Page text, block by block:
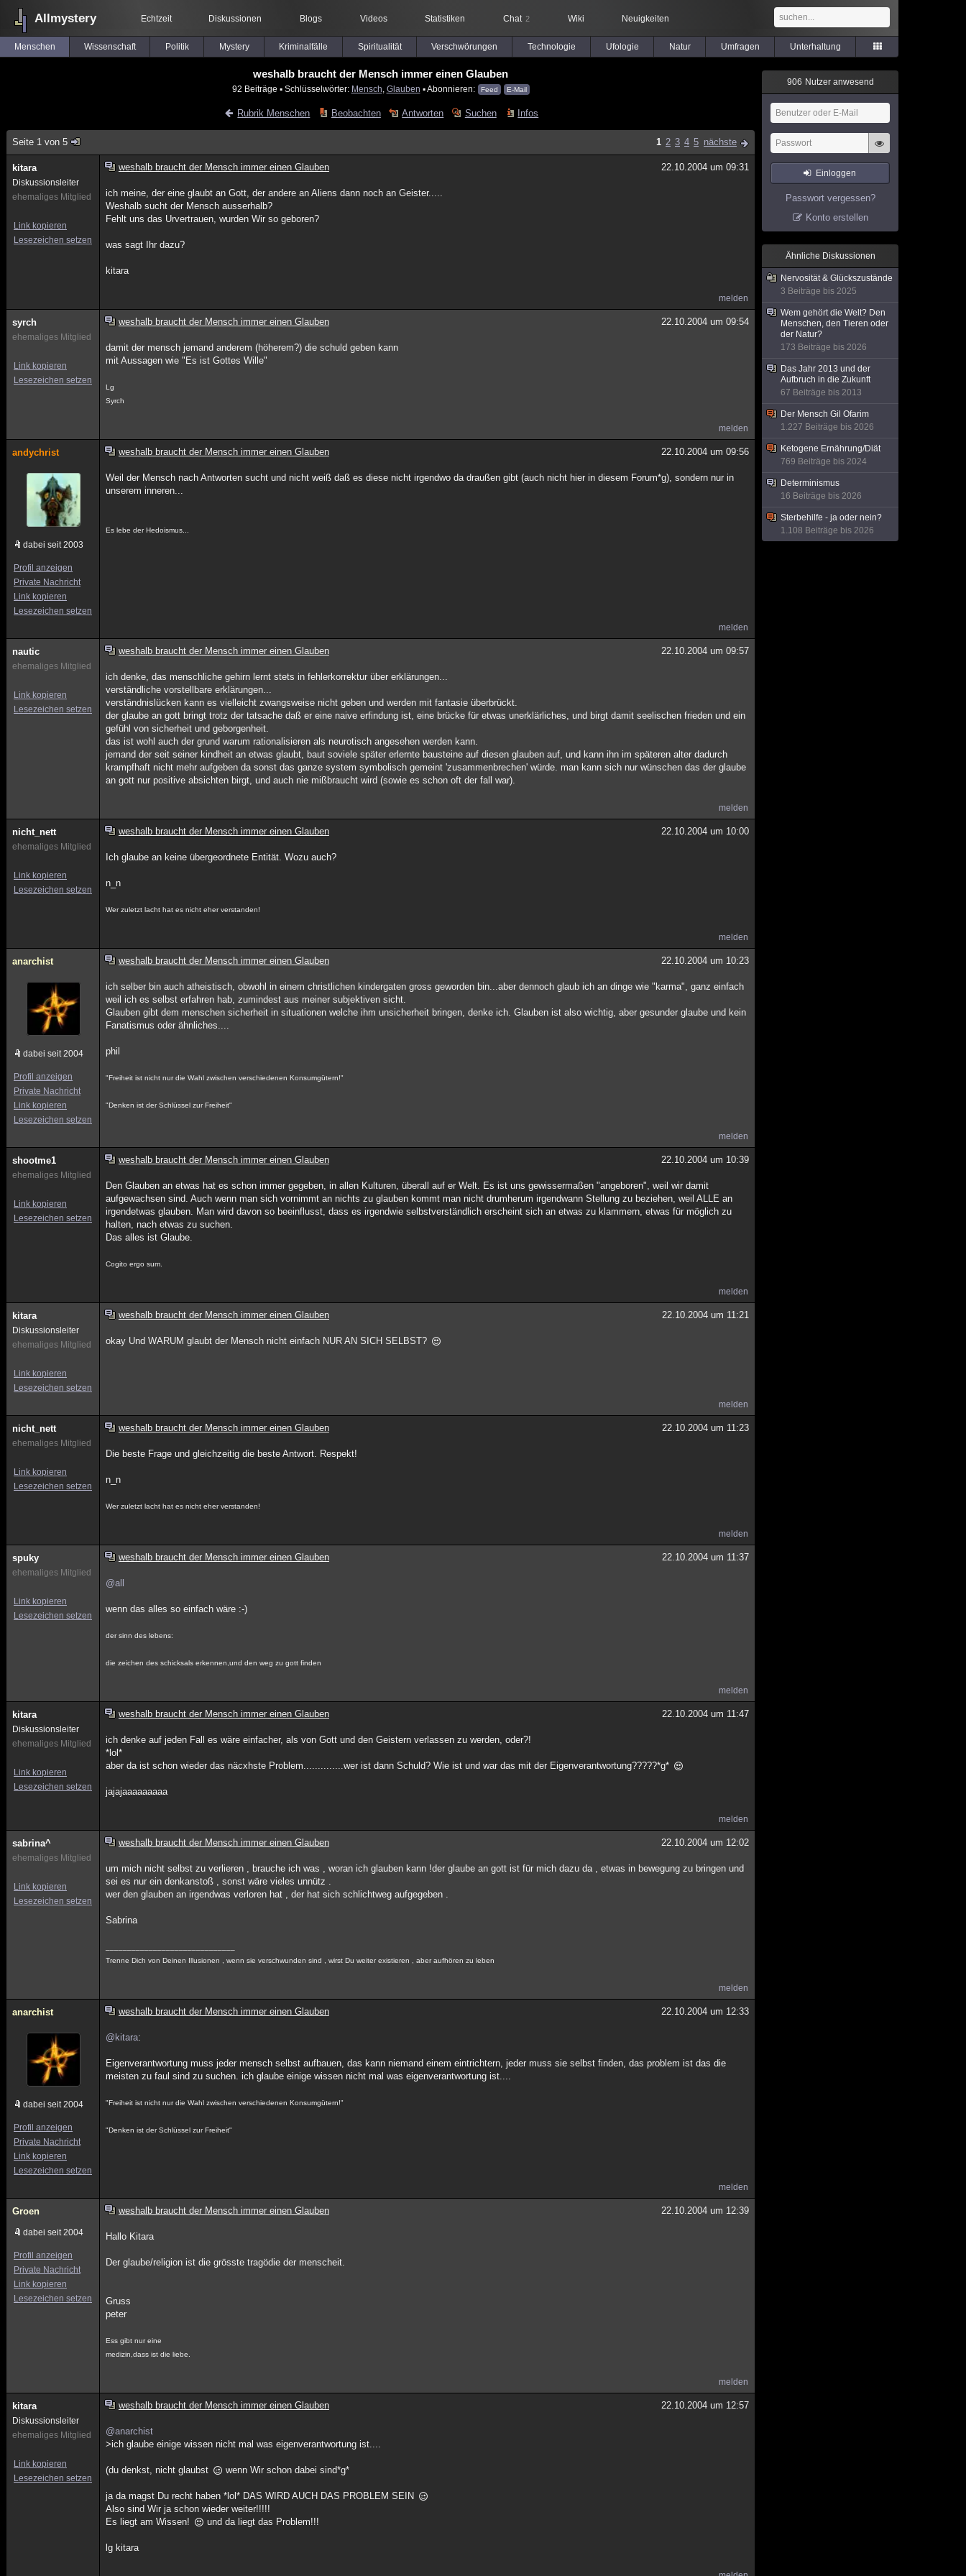
Allmystery Echtzeit Diskussionen Blogs Videos Statistiken Chat 2 Wiki Neuigkeiten
Menschen Wissenschaft Politik Mystery Kriminalfälle Spiritualität Verschwörungen Technologie Ufologie Natur Umfragen Unterhaltung
weshalb braucht der Mensch immer einen Glauben
92 Beiträge ▪ Schlüsselwörter: Mensch Glauben ▪ Abonnieren: Feed E-Mail
Rubrik Menschen Beobachten Antworten Suchen Infos
Seite 1 von 5 1 2 3 4 5 nächste
kitara
Diskussionsleiter
ehemaliges Mitglied
Link kopieren
Lesezeichen setzen
weshalb braucht der Mensch immer einen Glauben 22.10.2004 um 09:31
ich meine, der eine glaubt an Gott, der andere an Aliens dann noch an Geister.....
Weshalb sucht der Mensch ausserhalb?
Fehlt uns das Urvertrauen, wurden Wir so geboren?
was sagt Ihr dazu?
kitara
melden
syrch
ehemaliges Mitglied
Link kopieren
Lesezeichen setzen
weshalb braucht der Mensch immer einen Glauben 22.10.2004 um 09:54
damit der mensch jemand anderem (höherem?) die schuld geben kann
mit Aussagen wie "Es ist Gottes Wille"
Lg
Syrch
melden
andychrist
dabei seit 2003
Profil anzeigen
Private Nachricht
Link kopieren
Lesezeichen setzen
weshalb braucht der Mensch immer einen Glauben 22.10.2004 um 09:56
Weil der Mensch nach Antworten sucht und nicht weiß daß es diese nicht irgendwo da draußen gibt (auch nicht hier in diesem Forum*g), sondern nur in
unserem inneren...
Es lebe der Hedoismus...
melden
nautic
ehemaliges Mitglied
Link kopieren
Lesezeichen setzen
weshalb braucht der Mensch immer einen Glauben 22.10.2004 um 09:57
ich denke, das menschliche gehirn lernt stets in fehlerkorrektur über erklärungen...
verständliche vorstellbare erklärungen...
verständnislücken kann es vielleicht zwangsweise nicht geben und werden mit fantasie überbrückt.
der glaube an gott bringt trotz der tatsache daß er eine naive erfindung ist, eine brücke für etwas unerklärliches, und birgt damit seelischen frieden und ein
gefühl von sicherheit und geborgenheit.
das ist wohl auch der grund warum rationalisieren als neurotisch angesehen werden kann.
jemand der seit seiner kindheit an etwas glaubt, baut soviele später erlernte bausteine auf diesen glauben auf, und kann ihn im späteren alter dadurch
krampfhaft nicht mehr aufgeben da sonst das ganze system symbolisch gemeint 'zusammenbrechen' würde. man kann sich nur wünschen das der glaube
an gott nur positive absichten birgt, und auch nie mißbraucht wird (sowie es schon oft der fall war).
melden
nicht_nett
ehemaliges Mitglied
Link kopieren
Lesezeichen setzen
weshalb braucht der Mensch immer einen Glauben 22.10.2004 um 10:00
Ich glaube an keine übergeordnete Entität. Wozu auch?
n_n
Wer zuletzt lacht hat es nicht eher verstanden!
melden
anarchist
dabei seit 2004
Profil anzeigen
Private Nachricht
Link kopieren
Lesezeichen setzen
weshalb braucht der Mensch immer einen Glauben 22.10.2004 um 10:23
ich selber bin auch atheistisch, obwohl in einem christlichen kindergaten gross geworden bin...aber dennoch glaub ich an dinge wie "karma", ganz einfach
weil ich es selbst erfahren hab, zumindest aus meiner subjektiven sicht.
Glauben gibt dem menschen sicherheit in situationen welche ihm unsicherheit bringen, denke ich. Glauben ist also wichtig, aber gesunder glaube und kein
Fanatismus oder ähnliches....
phil
"Freiheit ist nicht nur die Wahl zwischen verschiedenen Konsumgütern!"
"Denken ist der Schlüssel zur Freiheit"
melden
shootme1
ehemaliges Mitglied
Link kopieren
Lesezeichen setzen
weshalb braucht der Mensch immer einen Glauben 22.10.2004 um 10:39
Den Glauben an etwas hat es schon immer gegeben, in allen Kulturen, überall auf er Welt. Es ist uns gewissermaßen "angeboren", weil wir damit
aufgewachsen sind. Auch wenn man sich vornimmt an nichts zu glauben kommt man nicht drumherum irgendwann Stellung zu beziehen, weil ALLE an
irgendetwas glauben. Man wird davon so beeinflusst, dass es irgendwie selbstverständlich erscheint sich an etwas zu klammern, etwas für möglich zu
halten, nach etwas zu suchen.
Das alles ist Glaube.
Cogito ergo sum.
melden
kitara
Diskussionsleiter
ehemaliges Mitglied
Link kopieren
Lesezeichen setzen
weshalb braucht der Mensch immer einen Glauben 22.10.2004 um 11:21
okay Und WARUM glaubt der Mensch nicht einfach NUR AN SICH SELBST?
melden
nicht_nett
ehemaliges Mitglied
Link kopieren
Lesezeichen setzen
weshalb braucht der Mensch immer einen Glauben 22.10.2004 um 11:23
Die beste Frage und gleichzeitig die beste Antwort. Respekt!
n_n
Wer zuletzt lacht hat es nicht eher verstanden!
melden
spuky
ehemaliges Mitglied
Link kopieren
Lesezeichen setzen
weshalb braucht der Mensch immer einen Glauben 22.10.2004 um 11:37
@all
wenn das alles so einfach wäre :-)
der sinn des lebens:
die zeichen des schicksals erkennen,und den weg zu gott finden
melden
kitara
Diskussionsleiter
ehemaliges Mitglied
Link kopieren
Lesezeichen setzen
weshalb braucht der Mensch immer einen Glauben 22.10.2004 um 11:47
ich denke auf jeden Fall es wäre einfacher, als von Gott und den Geistern verlassen zu werden, oder?!
*lol*
aber da ist schon wieder das näcxhste Problem..............wer ist dann Schuld? Wie ist und war das mit der Eigenverantwortung?????*g*
jajajaaaaaaaaa
melden
sabrina^
ehemaliges Mitglied
Link kopieren
Lesezeichen setzen
weshalb braucht der Mensch immer einen Glauben 22.10.2004 um 12:02
um mich nicht selbst zu verlieren , brauche ich was , woran ich glauben kann !der glaube an gott ist für mich dazu da , etwas in bewegung zu bringen und
sei es nur ein denkanstoß , sonst wäre vieles unnütz .
wer den glauben an irgendwas verloren hat , der hat sich schlichtweg aufgegeben .
Sabrina
Trenne Dich von Deinen Illusionen , wenn sie verschwunden sind , wirst Du weiter existieren , aber aufhören zu leben
melden
anarchist
dabei seit 2004
Profil anzeigen
Private Nachricht
Link kopieren
Lesezeichen setzen
weshalb braucht der Mensch immer einen Glauben 22.10.2004 um 12:33
@kitara:
Eigenverantwortung muss jeder mensch selbst aufbauen, das kann niemand einem eintrichtern, jeder muss sie selbst finden, das problem ist das die
meisten zu faul sind zu suchen. ich glaube einige wissen nicht mal was eigenverantwortung ist....
"Freiheit ist nicht nur die Wahl zwischen verschiedenen Konsumgütern!"
"Denken ist der Schlüssel zur Freiheit"
melden
Groen
dabei seit 2004
Profil anzeigen
Private Nachricht
Link kopieren
Lesezeichen setzen
weshalb braucht der Mensch immer einen Glauben 22.10.2004 um 12:39
Hallo Kitara
Der glaube/religion ist die grösste tragödie der menscheit.
Gruss
peter
Ess gibt nur eine
medizin,dass ist die liebe.
melden
kitara
Diskussionsleiter
ehemaliges Mitglied
Link kopieren
Lesezeichen setzen
weshalb braucht der Mensch immer einen Glauben 22.10.2004 um 12:57
@anarchist
>ich glaube einige wissen nicht mal was eigenverantwortung ist....
(du denkst, nicht glaubst wenn Wir schon dabei sind*g*
ja da magst Du recht haben *lol* DAS WIRD AUCH DAS PROBLEM SEIN
Also sind Wir ja schon wieder weiter!!!!!
Es liegt am Wissen!
und da liegt das Problem!!!
lg kitara
906 Nutzer anwesend
Einloggen
Passwort vergessen?
Konto erstellen
Ähnliche Diskussionen
Nervosität & Glückszustände
3 Beiträge bis 2025
Wem gehört die Welt? Den
Menschen, den Tieren oder
der Natur?
173 Beiträge bis 2026
Das Jahr 2013 und der
Aufbruch in die Zukunft
67 Beiträge bis 2013
Der Mensch Gil Ofarim
1.227 Beiträge bis 2026
Ketogene Ernährung/Diät
769 Beiträge bis 2024
Determinismus
16 Beiträge bis 2026
Sterbehilfe - ja oder nein?
1.108 Beiträge bis 2026